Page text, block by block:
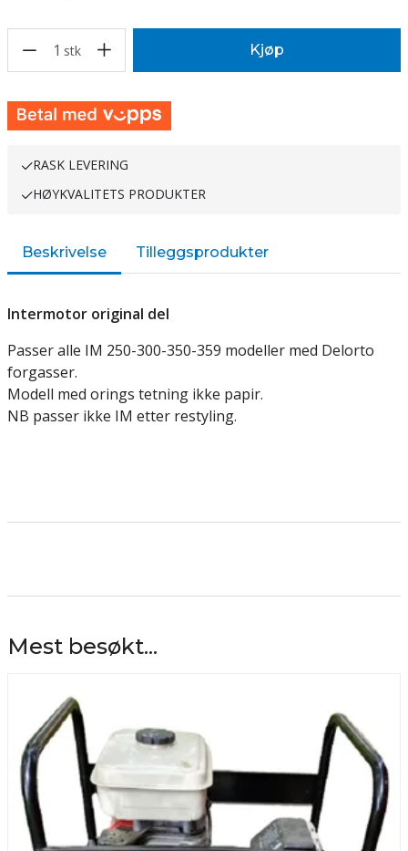
1 stk Kjøp
RASK LEVERING
HØYKVALITETS PRODUKTER
Beskrivelse Tilleggsprodukter
Intermotor original del
Passer alle IM 250-300-350-359 modeller med Delorto
forgasser.
Modell med orings tetning ikke papir.
NB passer ikke IM etter restyling.
Mest besøkt...